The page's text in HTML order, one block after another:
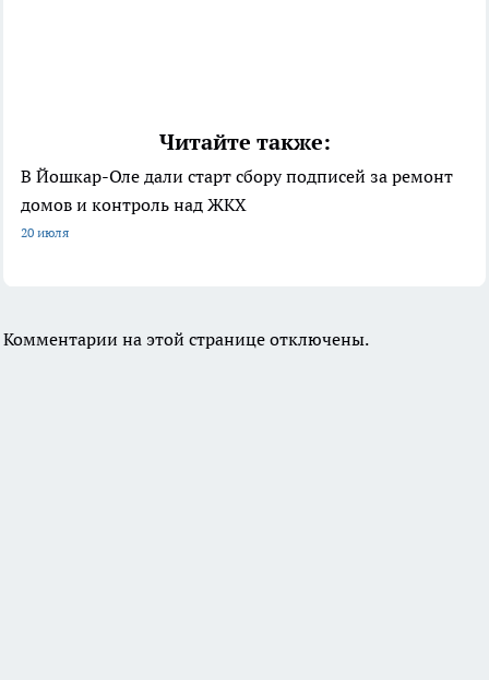
Читайте также:
В Йошкар-Оле дали старт сбору подписей за ремонт
домов и контроль над ЖКХ
20 июля
Комментарии на этой странице отключены.